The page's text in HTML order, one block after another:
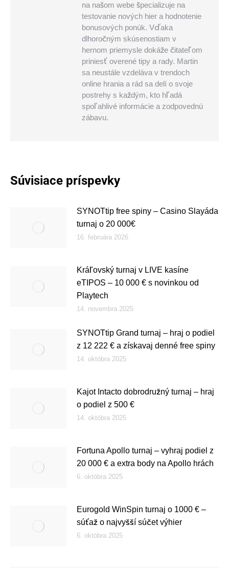
na našom webe špecializuje na
testovanie nových hier a hodnotenie
bonusových ponúk. Vďaka
dlhoročným skúsenostiam v
hernom priemysle dokáže čitateľom
priniesť overené tipy a rady. Martin
sa neustále vzdeláva v trendoch
online hrania a rád sa delí o svoje
postrehy s každým, kto hľadá
spoľahlivé informácie a zodpovednú
zábavu.
Súvisiace príspevky
SYNOTtip free spiny – Casino Slayáda
turnaj o 20 000€
16. februára 2026
Kráľovský turnaj v LIVE kasíne
eTIPOS – 10 000 € s novinkou od
Playtech
14. novembra 2025
SYNOTtip Grand turnaj – hraj o podiel
z 12 222 € a získavaj denné free spiny
14. októbra 2025
Kajot Intacto dobrodružný turnaj – hraj
o podiel z 500 €
14. októbra 2025
Fortuna Apollo turnaj – vyhraj podiel z
20 000 € a extra body na Apollo hrách
6. októbra 2025
Eurogold WinSpin turnaj o 1000 € –
súťaž o najvyšší súčet výhier
6. októbra 2025